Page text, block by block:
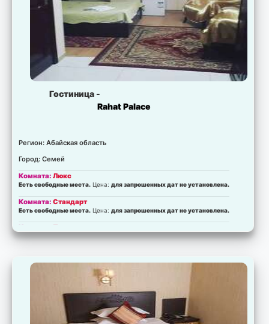
Гостиница -
Rahat Palace
Регион: Абайская область
Город: Семей
Комната:Люкс
Есть свободные места. Цена:для запрошенных дат не установлена.
Комната:Стандарт
Есть свободные места. Цена:для запрошенных дат не установлена.
Комната: Полулюкс